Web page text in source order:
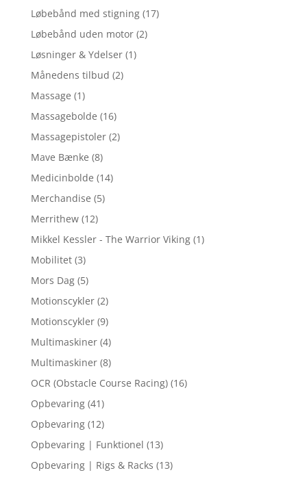
Løbebånd med stigning (17)
Løbebånd uden motor (2)
Løsninger & Ydelser (1)
Månedens tilbud (2)
Massage (1)
Massagebolde (16)
Massagepistoler (2)
Mave Bænke (8)
Medicinbolde (14)
Merchandise (5)
Merrithew (12)
Mikkel Kessler - The Warrior Viking (1)
Mobilitet (3)
Mors Dag (5)
Motionscykler (2)
Motionscykler (9)
Multimaskiner (4)
Multimaskiner (8)
OCR (Obstacle Course Racing) (16)
Opbevaring (41)
Opbevaring (12)
Opbevaring | Funktionel (13)
Opbevaring | Rigs & Racks (13)